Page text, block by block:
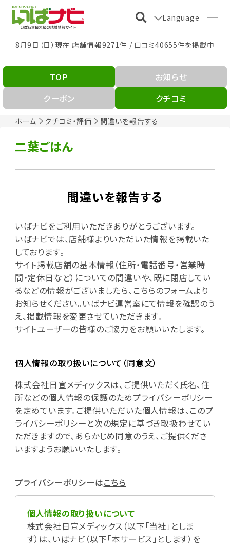
Language
8月9日（日）現在 店舗情報9271件 / 口コミ40655件を掲載中
ホーム クチコミ・評価 間違いを報告する
TOP
お知らせ
クーポン
クチコミ
二葉ごはん
間違いを報告する
いばナビをご利用いただきありがとうございます。
いばナビでは、店舗様よりいただいた情報を掲載いた
しております。
サイト掲載店舗の基本情報（住所・電話番号・営業時
間・定休日など）についての間違いや、既に閉店してい
るなどの情報がございましたら、こちらのフォームより
お知らせください。いばナビ運営室にて情報を確認のう
え、掲載情報を変更させていただきます。
サイトユーザーの皆様のご協力をお願いいたします。
個人情報の取り扱いについて（同意文）
株式会社日宣メディックスは、ご提供いただく氏名、住
所などの個人情報の保護のためプライバシーポリシー
を定めています。ご提供いただいた個人情報は、このプ
ライバシーポリシーと次の規定に基づき取扱わせてい
ただきますので、あらかじめ同意のうえ、ご提供くださ
いますようお願いいたします。
プライバシーポリシーはこちら
個人情報の取り扱いについて
株式会社日宣メディックス（以下「当社」としま
す）は、いばナビ（以下「本サービス」とします）を